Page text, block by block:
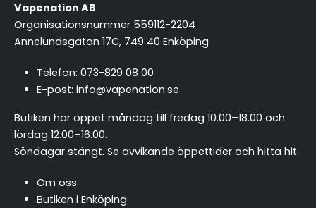
Vapenation AB
Organisationsnummer 559112-2204
Annelundsgatan 17C, 749 40 Enköping
Telefon: 073-829 08 00
E-post: info@vapenation.se
Butiken har öppet måndag till fredag 10.00–18.00 och
lördag 12.00–16.00.
Söndagar stängt. Se avvikande öppettider och hitta hit.
Om oss
Butiken i Enköping